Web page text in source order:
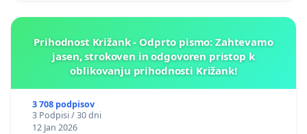
Prihodnost Križank - Odprto pismo: Zahtevamo
jasen, strokoven in odgovoren pristop k
oblikovanju prihodnosti Križank!
3 708 podpisov
3 Podpisi / 30 dni
12 Jan 2026